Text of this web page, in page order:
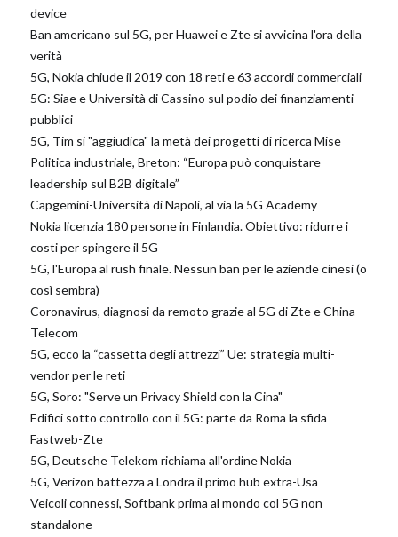
device
Ban americano sul 5G, per Huawei e Zte si avvicina l'ora della
verità
5G, Nokia chiude il 2019 con 18 reti e 63 accordi commerciali
5G: Siae e Università di Cassino sul podio dei finanziamenti
pubblici
5G, Tim si "aggiudica" la metà dei progetti di ricerca Mise
Politica industriale, Breton: “Europa può conquistare
leadership sul B2B digitale”
Capgemini-Università di Napoli, al via la 5G Academy
Nokia licenzia 180 persone in Finlandia. Obiettivo: ridurre i
costi per spingere il 5G
5G, l'Europa al rush finale. Nessun ban per le aziende cinesi (o
così sembra)
Coronavirus, diagnosi da remoto grazie al 5G di Zte e China
Telecom
5G, ecco la “cassetta degli attrezzi” Ue: strategia multi-
vendor per le reti
5G, Soro: "Serve un Privacy Shield con la Cina"
Edifici sotto controllo con il 5G: parte da Roma la sfida
Fastweb-Zte
5G, Deutsche Telekom richiama all'ordine Nokia
5G, Verizon battezza a Londra il primo hub extra-Usa
Veicoli connessi, Softbank prima al mondo col 5G non
standalone